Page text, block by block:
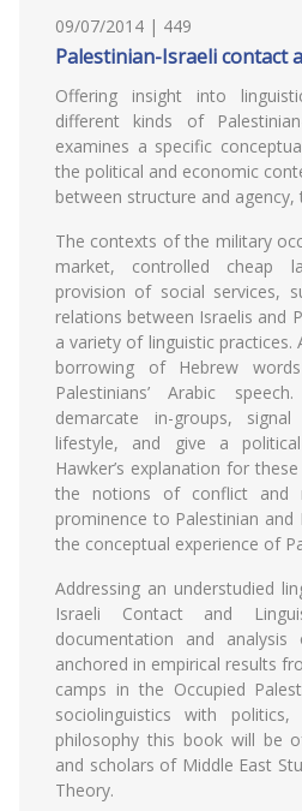
09/07/2014 | 449
Palestinian-Israeli contact
Offering insight into
different kinds of
examines a specific
the political and economic
between structure and agency,
The contexts of the military
market, controlled cheap
provision of social services,
relations between Israelis and
a variety of linguistic
borrowing of Hebrew
Palestinians’ Arabic
demarcate in-groups,
lifestyle, and give a
Hawker’s explanation for
the notions of conflict and
prominence to Palestinian
the conceptual experience of
Addressing an understudied
Israeli Contact and
documentation and
anchored in empirical results
camps in the Occupied
sociolinguistics with
philosophy this book will be
and scholars of Middle East
Theory.